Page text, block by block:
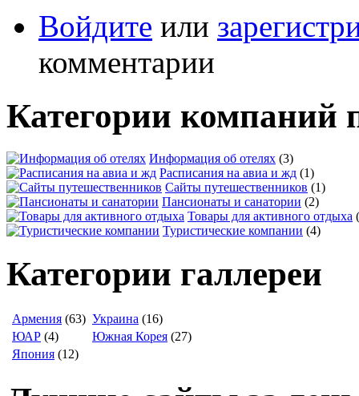
Войдите или
комментарии
Категории компаний
Информация об отелях (3)
Расписания на авиа и жд (1)
Сайты путешественников (1)
Пансионаты и санатории (2)
Товары для активного отдыха
Туристические компании (4)
Категории галлереи
Армения (63) Украина (16)
ЮАР (4) Южная Корея (27)
Япония (12)